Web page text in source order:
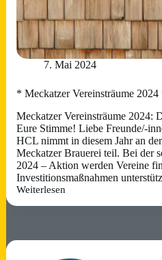
7. Mai 2024
* Meckatzer Vereinsträume 2024
Meckatzer Vereinsträume 2024:
Eure Stimme! Liebe Freunde/-
HCL nimmt in diesem Jahr an
Meckatzer Brauerei teil. Bei der
2024 – Aktion werden Vereine
Investitionsmaßnahmen
Weiterlesen
*
Meckatzer
*